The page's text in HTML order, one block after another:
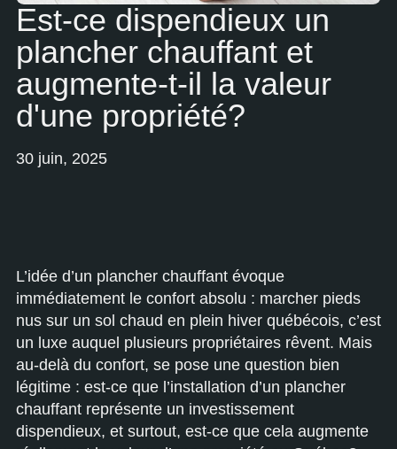
Est-ce dispendieux un
plancher chauffant et
augmente-t-il la valeur
d'une propriété?
30 juin, 2025
L’idée d’un plancher chauffant évoque
immédiatement le confort absolu : marcher pieds
nus sur un sol chaud en plein hiver québécois, c’est
un luxe auquel plusieurs propriétaires rêvent. Mais
au-delà du confort, se pose une question bien
légitime : est-ce que l’installation d’un plancher
chauffant représente un investissement
dispendieux, et surtout, est-ce que cela augmente